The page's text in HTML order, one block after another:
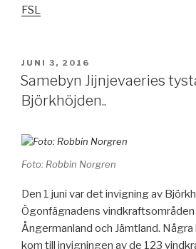
FSL
PUBLICERAT
JUNI 3, 2016
Samebyn Jijnjevaeries
Björkhöjden..
Foto: Robbin Norgren
Den 1 juni var det invigning av
Ögonfägnadens
Ångermanland och Jämtland.
kom till invigningen av de 123